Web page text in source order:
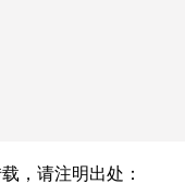
载，请注明出处：